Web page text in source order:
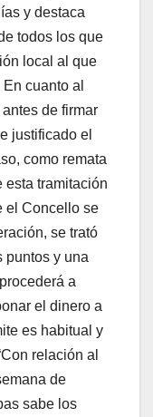
y destaca
todos los que
local al que
cuanto al
de firmar
justificado el
como remata
esta tramitación
el Concello se
se trató
puntos y una
a
el dinero a
es habitual y
relación al
de
sabe los